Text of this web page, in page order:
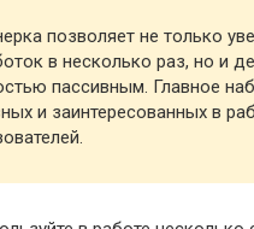
позволяет не только
в несколько раз, но и
пассивным. Главное
и заинтересованных в